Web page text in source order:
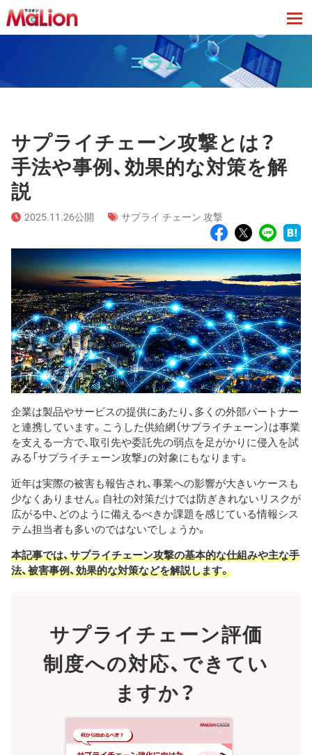
コラム
サプライチェーン攻撃とは？
手法や事例、効果的な対策を解
説
2025.11.26公開 サプライ チェーン 攻撃
企業は製品やサービスの提供にあたり、多くの外部パートナー
と連携しています。こうした供給網（サプライチェーン）は事業
を支える一方で、取引先や委託先の弱点を足がかりに侵入を試
みる「サプライチェーン攻撃」の対象にもなります。
近年は実際の被害も報告され、事業への影響が大きいケースも
少なくありません。自社の対策だけでは防ぎきれないリスクが
広がる中、どのように備えるべきか課題を感じている情報シス
テム担当者も多いのではないでしょうか。
本記事では、サプライチェーン攻撃の基本的な仕組みや主な手
法、被害事例、効果的な対策などを解説します。
サプライチェーン評価
制度への対応、できてい
ますか？